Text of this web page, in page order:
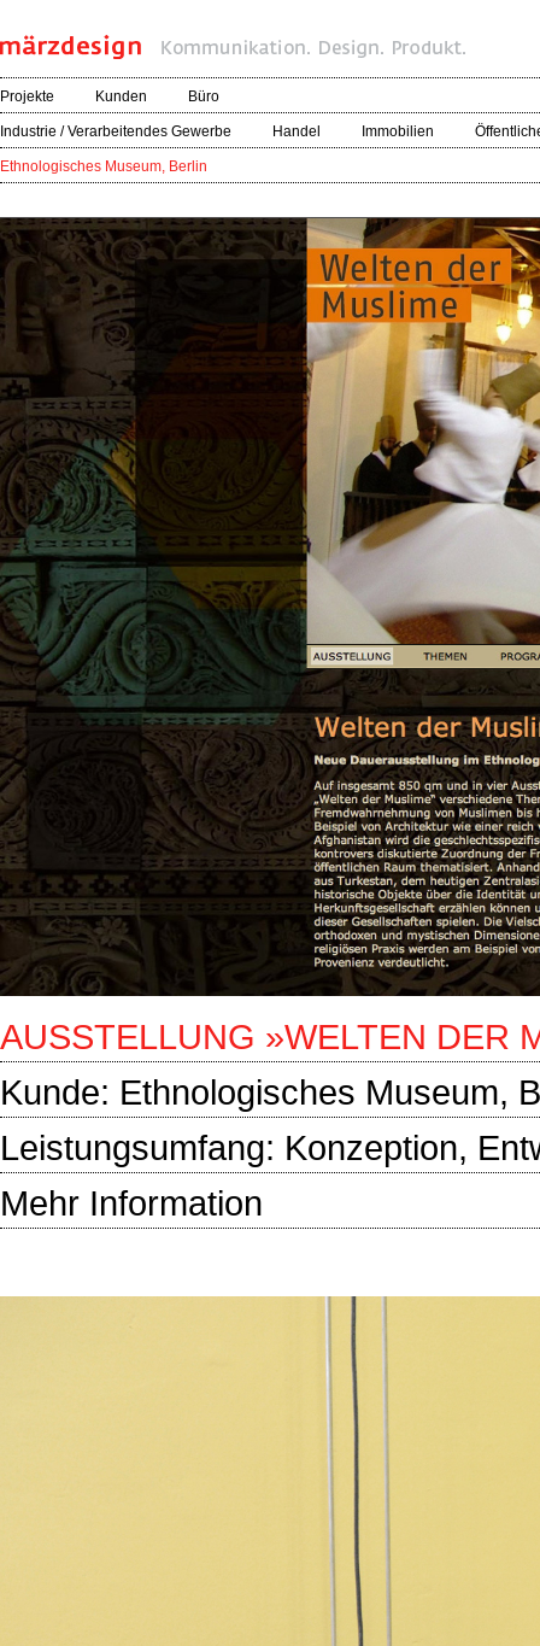
Projekte Kunden Büro
Industrie / Verarbeitendes Gewerbe Handel Immobilien
Ethnologisches Museum, Berlin
AUSSTELLUNG »WELTEN DER
Kunde: Ethnologisches Museum,
Leistungsumfang: Konzeption,
Mehr Information